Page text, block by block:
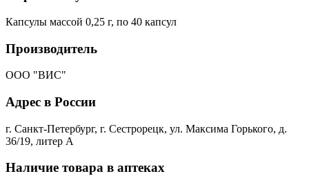
Капсулы массой 0,25 г, по 40 капсул
Производитель
ООО "ВИС"
Адрес в России
г. Санкт-Петербург, г. Сестрорецк, ул. Максима Горького, д.
36/19, литер А
Наличие товара в аптеках